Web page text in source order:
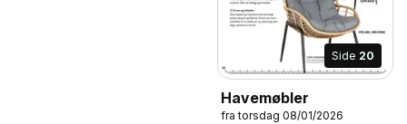
Side 20
Havemøbler
fra torsdag 08/01/2026